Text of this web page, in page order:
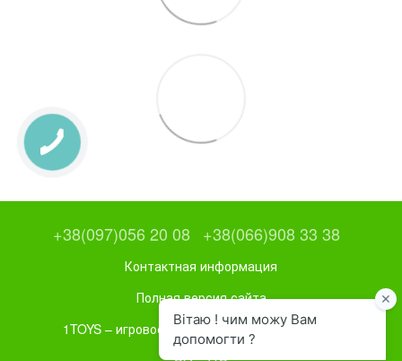
+38(097)056 20 08 +38(066)908 33 38
Контактная информация
Полная версия сайта
1TOYS – игровое и спортивное оборудование
UA RU